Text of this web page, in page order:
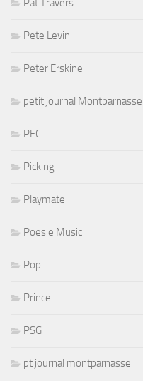
Pat Travers
Pete Levin
Peter Erskine
petit journal Montparnasse
PFC
Picking
Playmate
Poesie Music
Pop
Prince
PSG
pt journal montparnasse